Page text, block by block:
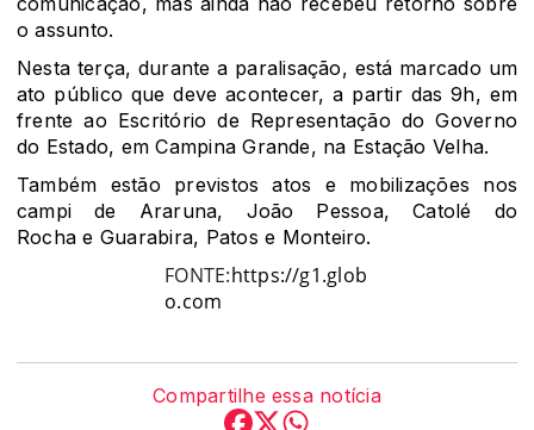
o assunto.
Nesta terça, durante a paralisação, está marcado um
ato público que deve acontecer, a partir das 9h, em
frente ao Escritório de Representação do Governo
do Estado, em Campina Grande, na Estação Velha.
Também estão previstos atos e mobilizações nos
campi de
Araruna, João Pessoa,
Catolé do
Rocha e Guarabira, Patos e Monteiro.
FONTE:https://g1.glob
o.com
Compartilhe essa notícia